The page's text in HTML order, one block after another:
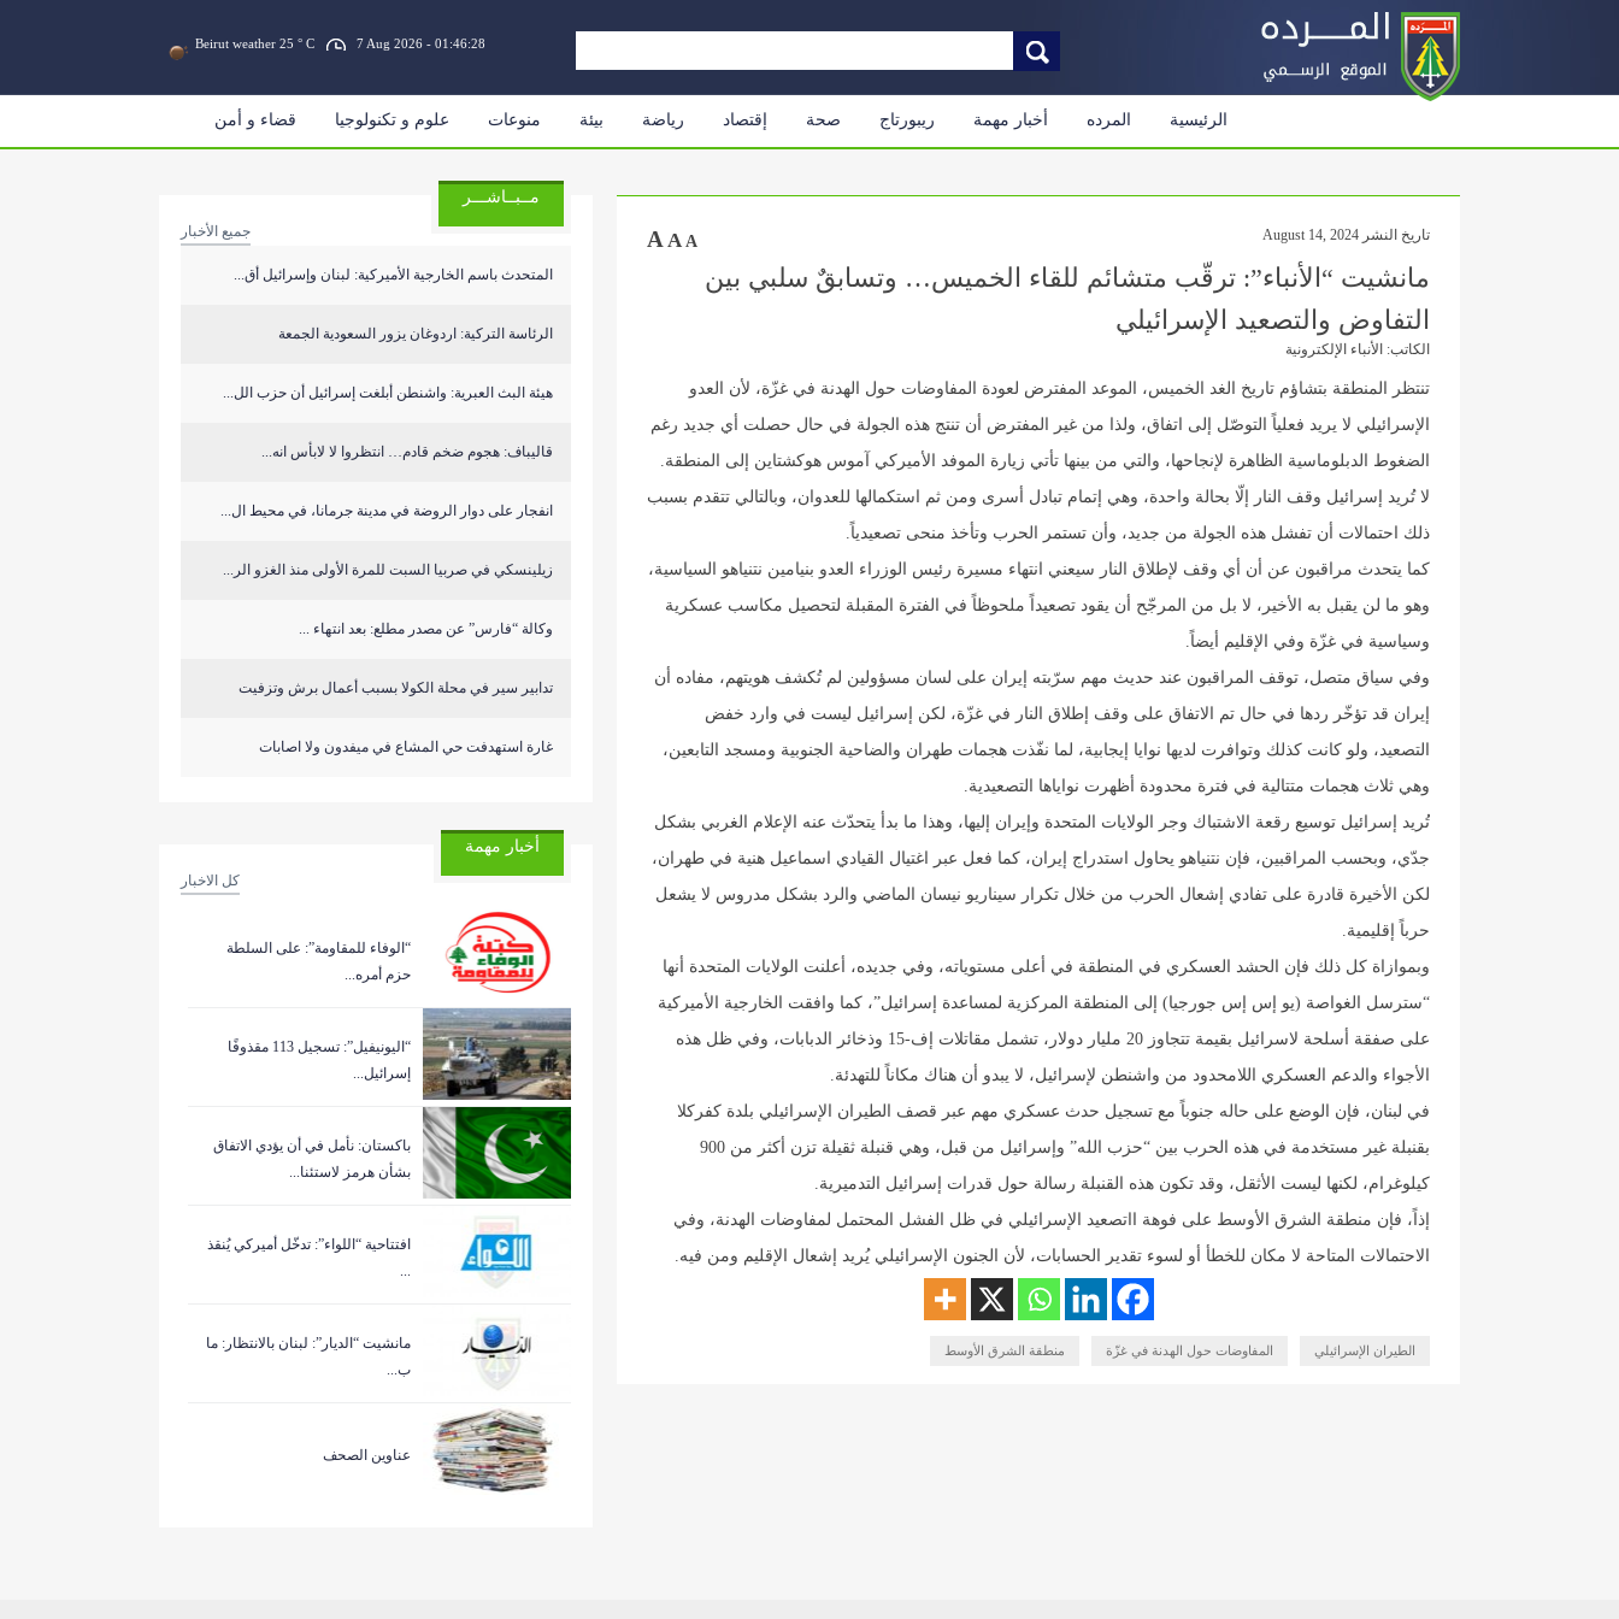
Beirut weather 25 ° C 7 Aug 2026 - 01:46:28
الرئيسية المرده أخبار مهمة ريبورتاج صحة إقتصاد رياضة بيئة منوعات علوم و تكنولوجيا قضاء و أمن
تاريخ النشر August 14, 2024 A A A
مانشيت “الأنباء”: ترقّب متشائم للقاء الخميس… وتسابقٌ سلبي بين
التفاوض والتصعيد الإسرائيلي
الكاتب: الأنباء الإلكترونية
تنتظر المنطقة بتشاؤم تاريخ الغد الخميس، الموعد المفترض لعودة المفاوضات حول الهدنة في غزّة، لأن العدو
الإسرائيلي لا يريد فعلياً التوصّل إلى اتفاق، ولذا من غير المفترض أن تنتج هذه الجولة في حال حصلت أي جديد رغم
الضغوط الدبلوماسية الظاهرة لإنجاحها، والتي من بينها تأتي زيارة الموفد الأميركي آموس هوكشتاين إلى المنطقة.
لا تُريد إسرائيل وقف النار إلّا بحالة واحدة، وهي إتمام تبادل أسرى ومن ثم استكمالها للعدوان، وبالتالي تتقدم بسبب
ذلك احتمالات أن تفشل هذه الجولة من جديد، وأن تستمر الحرب وتأخذ منحى تصعيدياً.
كما يتحدث مراقبون عن أن أي وقف لإطلاق النار سيعني انتهاء مسيرة رئيس الوزراء العدو بنيامين نتنياهو السياسية،
وهو ما لن يقبل به الأخير، لا بل من المرجّح أن يقود تصعيداً ملحوظاً في الفترة المقبلة لتحصيل مكاسب عسكرية
وسياسية في غزّة وفي الإقليم أيضاً.
وفي سياق متصل، توقف المراقبون عند حديث مهم سرّبته إيران على لسان مسؤولين لم تُكشف هويتهم، مفاده أن
إيران قد تؤخّر ردها في حال تم الاتفاق على وقف إطلاق النار في غزّة، لكن إسرائيل ليست في وارد خفض
التصعيد، ولو كانت كذلك وتوافرت لديها نوايا إيجابية، لما نفّذت هجمات طهران والضاحية الجنوبية ومسجد التابعين،
وهي ثلاث هجمات متتالية في فترة محدودة أظهرت نواياها التصعيدية.
تُريد إسرائيل توسيع رقعة الاشتباك وجر الولايات المتحدة وإيران إليها، وهذا ما بدأ يتحدّث عنه الإعلام الغربي بشكل
جدّي، وبحسب المراقبين، فإن نتنياهو يحاول استدراج إيران، كما فعل عبر اغتيال القيادي اسماعيل هنية في طهران،
لكن الأخيرة قادرة على تفادي إشعال الحرب من خلال تكرار سيناريو نيسان الماضي والرد بشكل مدروس لا يشعل
حرباً إقليمية.
وبموازاة كل ذلك فإن الحشد العسكري في المنطقة في أعلى مستوياته، وفي جديده، أعلنت الولايات المتحدة أنها
“سترسل الغواصة (يو إس إس جورجيا) إلى المنطقة المركزية لمساعدة إسرائيل”، كما وافقت الخارجية الأميركية
على صفقة أسلحة لاسرائيل بقيمة تتجاوز 20 مليار دولار، تشمل مقاتلات إف-15 وذخائر الدبابات، وفي ظل هذه
الأجواء والدعم العسكري اللامحدود من واشنطن لإسرائيل، لا يبدو أن هناك مكاناً للتهدئة.
في لبنان، فإن الوضع على حاله جنوباً مع تسجيل حدث عسكري مهم عبر قصف الطيران الإسرائيلي بلدة كفركلا
بقنبلة غير مستخدمة في هذه الحرب بين “حزب الله” وإسرائيل من قبل، وهي قنبلة ثقيلة تزن أكثر من 900
كيلوغرام، لكنها ليست الأثقل، وقد تكون هذه القنبلة رسالة حول قدرات إسرائيل التدميرية.
إذاً، فإن منطقة الشرق الأوسط على فوهة ااتصعيد الإسرائيلي في ظل الفشل المحتمل لمفاوضات الهدنة، وفي
الاحتمالات المتاحة لا مكان للخطأ أو لسوء تقدير الحسابات، لأن الجنون الإسرائيلي يُريد إشعال الإقليم ومن فيه.
الطيران الإسرائيلي المفاوضات حول الهدنة في غزّة منطقة الشرق الأوسط
مــبــاشـــر
جميع الأخبار
المتحدث باسم الخارجية الأميركية: لبنان وإسرائيل أق...
الرئاسة التركية: اردوغان يزور السعودية الجمعة
هيئة البث العبرية: واشنطن أبلغت إسرائيل أن حزب الل...
قاليباف: هجوم ضخم قادم… انتظروا لا لابأس انه...
انفجار على دوار الروضة في مدينة جرمانا، في محيط ال...
زيلينسكي في صربيا السبت للمرة الأولى منذ الغزو الر...
وكالة “فارس” عن مصدر مطلع: بعد انتهاء ...
تدابير سير في محلة الكولا بسبب أعمال برش وتزفيت
غارة استهدفت حي المشاع في ميفدون ولا اصابات
أخبار مهمة
كل الاخبار
“الوفاء للمقاومة”: على السلطة
حزم أمره...
“اليونيفيل”: تسجيل 113 مقذوفًا
إسرائيل...
باكستان: نأمل في أن يؤدي الاتفاق
بشأن هرمز لاستئنا...
افتتاحية “اللواء”: تدخّل أميركي يُنقذ
...
مانشيت “الديار”: لبنان بالانتظار: ما
ب...
عناوين الصحف